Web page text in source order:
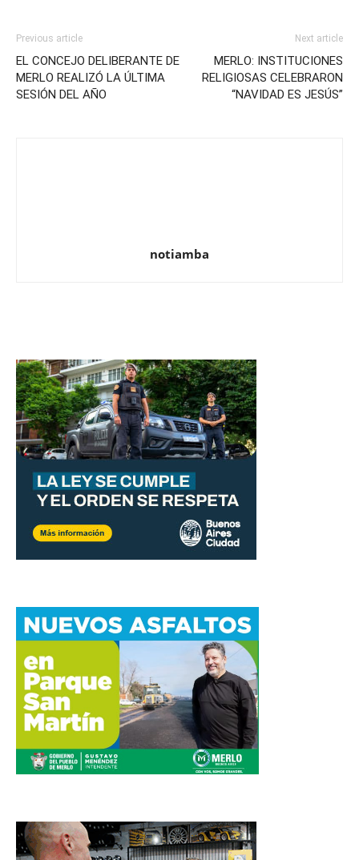
Previous article
EL CONCEJO DELIBERANTE DE
MERLO REALIZÓ LA ÚLTIMA
SESIÓN DEL AÑO
Next article
MERLO: INSTITUCIONES
RELIGIOSAS CELEBRARON
“NAVIDAD ES JESÚS”
notiamba